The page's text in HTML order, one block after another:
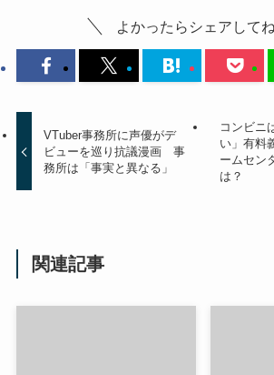
よかったらシェアしてね
VTuber事務所に声優がデ
ビューを巡り抗議漫画 事
務所は「事実と異なる」
コンビニ
い」有料
ームセン
は？
関連記事